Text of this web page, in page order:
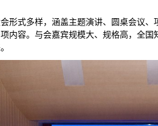
形式多样，涵盖主题演讲、圆桌会议
内容。与会嘉宾规模大、规格高，全